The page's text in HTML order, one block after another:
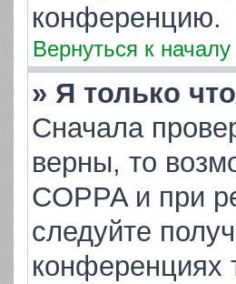
конференцию.
Вернуться к началу
» Я только
Сначала
верны, то
COPPA и при
следуйте
конференциях